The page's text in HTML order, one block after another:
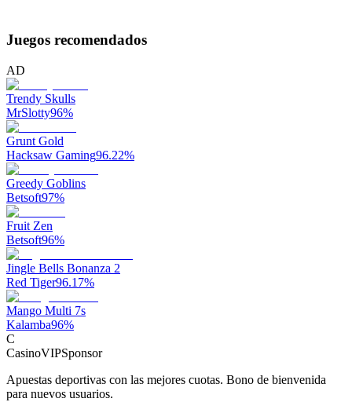
Juegos recomendados
AD
Trendy Skulls
MrSlotty96%
Grunt Gold
Hacksaw Gaming96.22%
Greedy Goblins
Betsoft97%
Fruit Zen
Betsoft96%
Jingle Bells Bonanza 2
Red Tiger96.17%
Mango Multi 7s
Kalamba96%
C
CasinoVIPSponsor
Apuestas deportivas con las mejores cuotas. Bono de bienvenida
para nuevos usuarios.